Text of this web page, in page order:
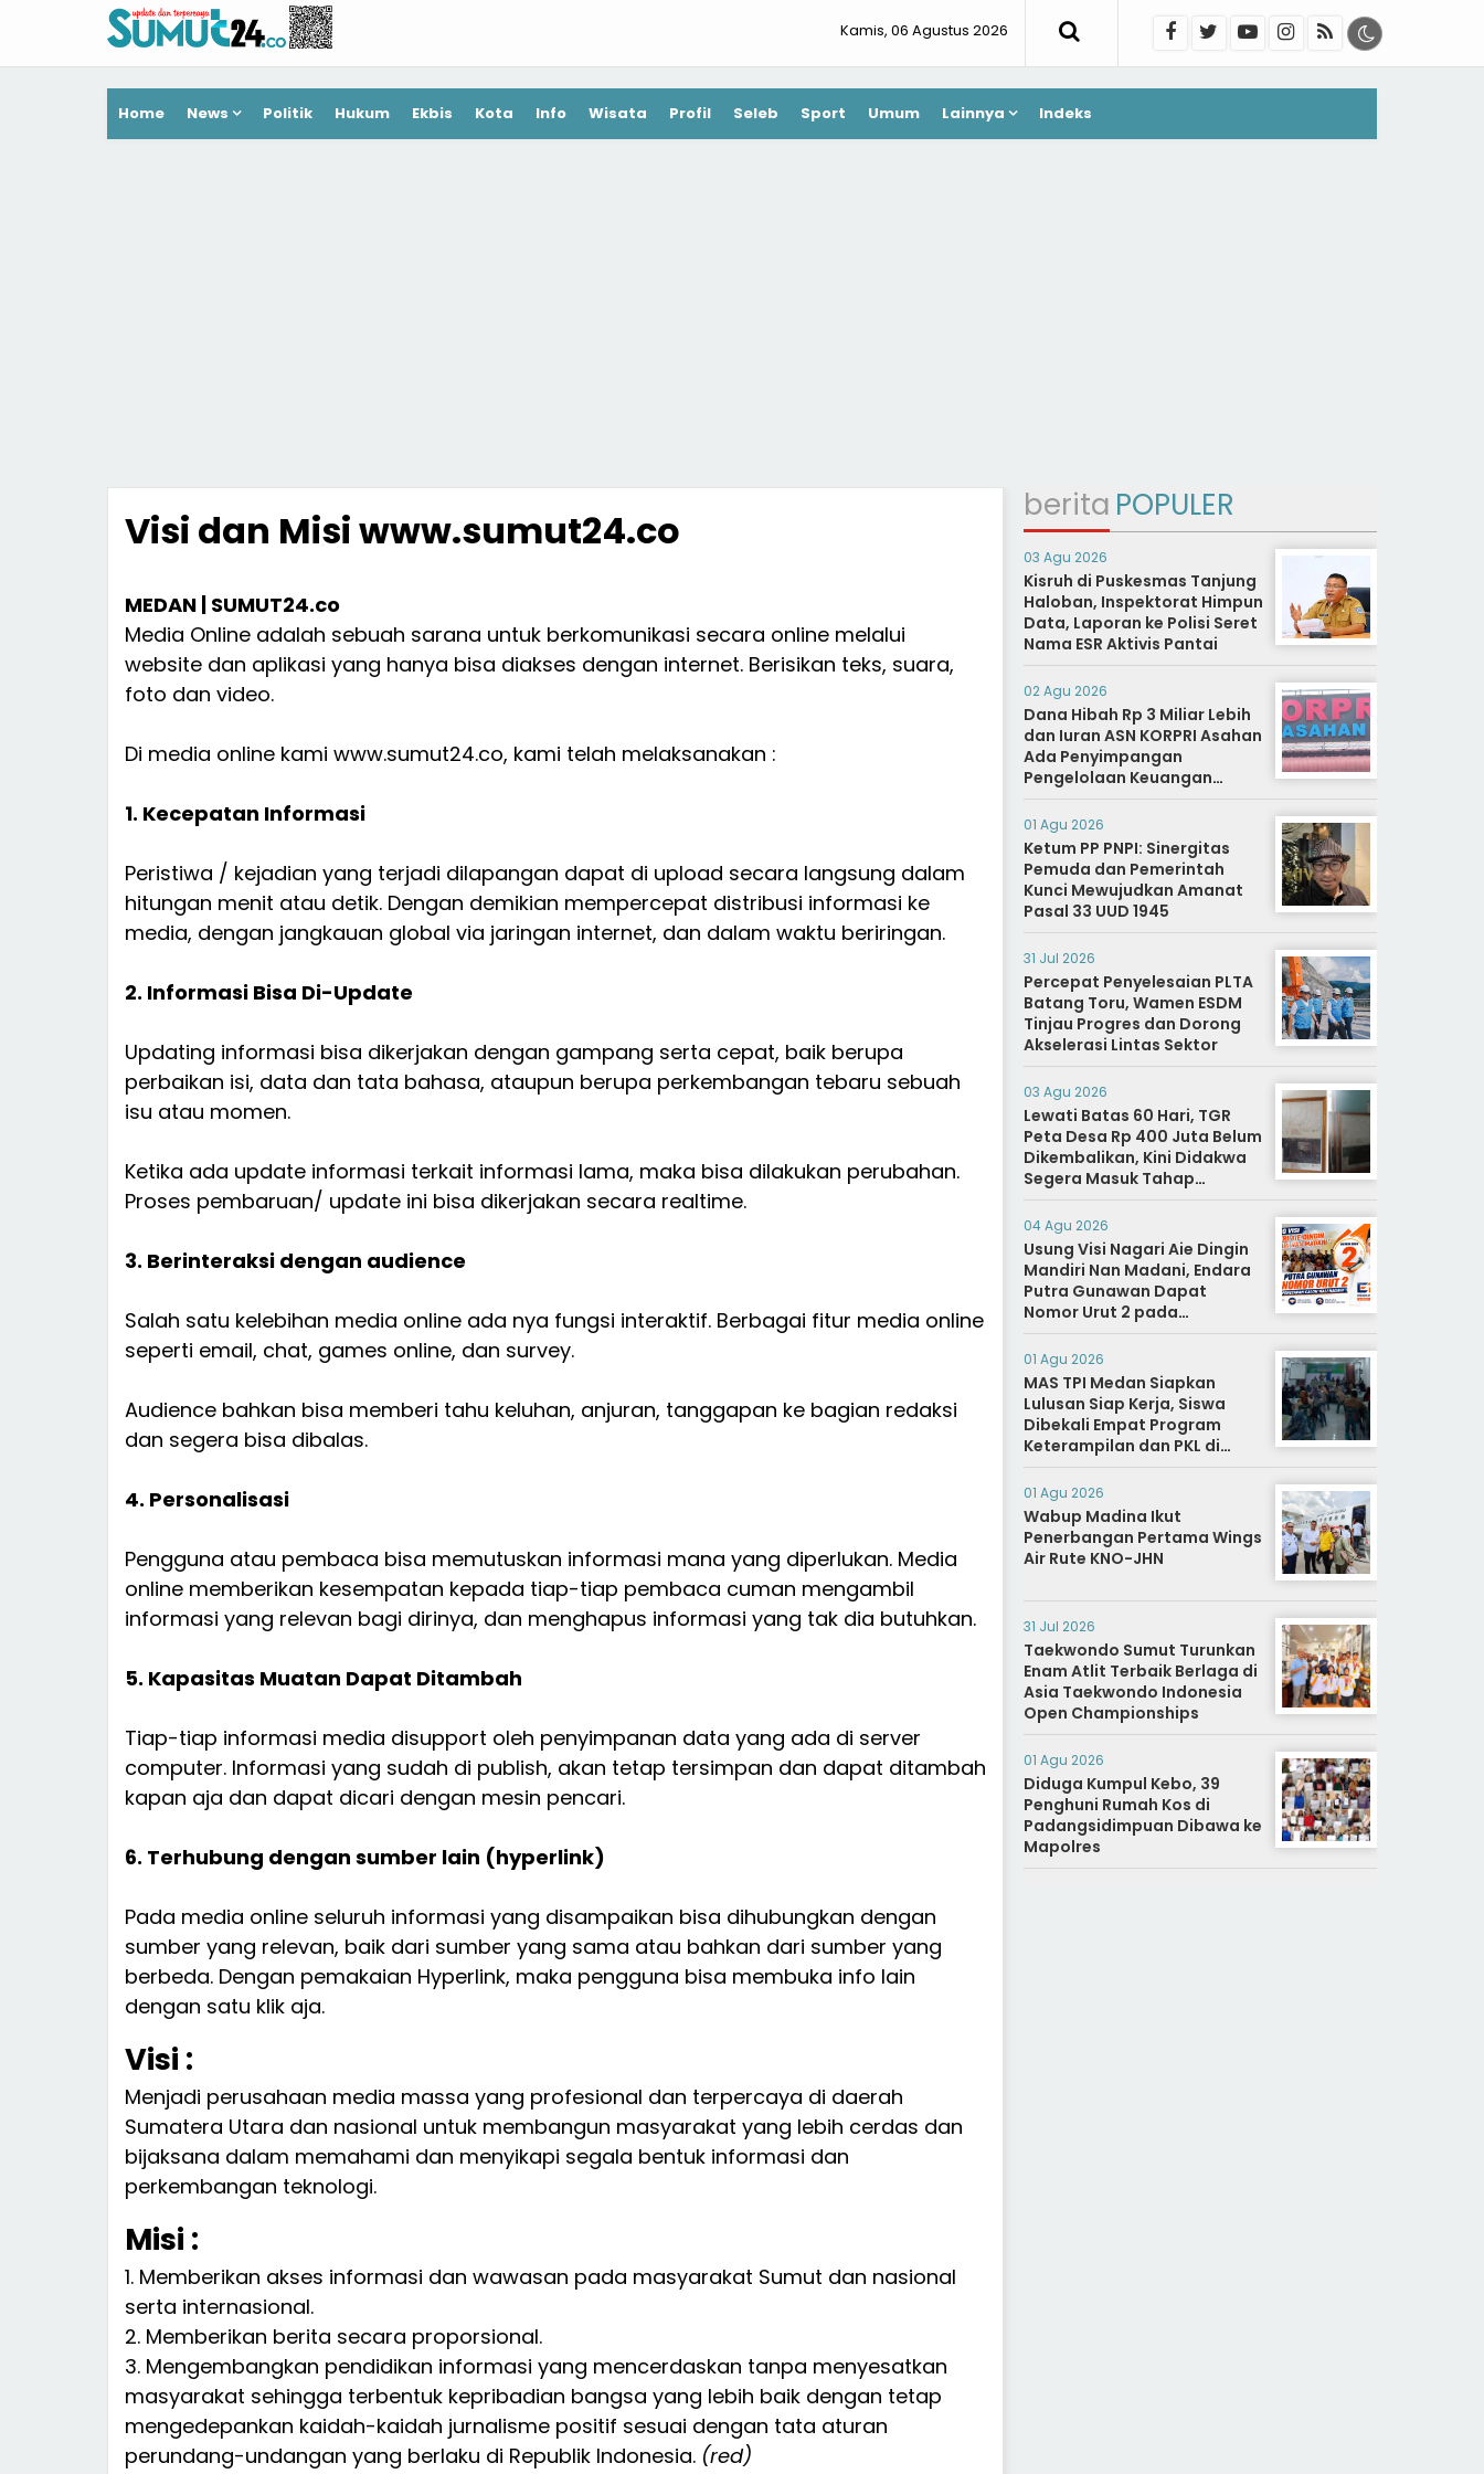
Kamis, 06 Agustus 2026
Home News Politik Hukum Ekbis Kota Info Wisata Profil Seleb Sport Umum Lainnya Indeks
Visi dan Misi www.sumut24.co
MEDAN | SUMUT24.co
Media Online adalah sebuah sarana untuk berkomunikasi secara online melalui
website dan aplikasi yang hanya bisa diakses dengan internet. Berisikan teks, suara,
foto dan video.
Di media online kami www.sumut24.co, kami telah melaksanakan :
1. Kecepatan Informasi
Peristiwa / kejadian yang terjadi dilapangan dapat di upload secara langsung dalam
hitungan menit atau detik. Dengan demikian mempercepat distribusi informasi ke
media, dengan jangkauan global via jaringan internet, dan dalam waktu beriringan.
2. Informasi Bisa Di-Update
Updating informasi bisa dikerjakan dengan gampang serta cepat, baik berupa
perbaikan isi, data dan tata bahasa, ataupun berupa perkembangan tebaru sebuah
isu atau momen.
Ketika ada update informasi terkait informasi lama, maka bisa dilakukan perubahan.
Proses pembaruan/ update ini bisa dikerjakan secara realtime.
3. Berinteraksi dengan audience
Salah satu kelebihan media online ada nya fungsi interaktif. Berbagai fitur media online
seperti email, chat, games online, dan survey.
Audience bahkan bisa memberi tahu keluhan, anjuran, tanggapan ke bagian redaksi
dan segera bisa dibalas.
4. Personalisasi
Pengguna atau pembaca bisa memutuskan informasi mana yang diperlukan. Media
online memberikan kesempatan kepada tiap-tiap pembaca cuman mengambil
informasi yang relevan bagi dirinya, dan menghapus informasi yang tak dia butuhkan.
5. Kapasitas Muatan Dapat Ditambah
Tiap-tiap informasi media disupport oleh penyimpanan data yang ada di server
computer. Informasi yang sudah di publish, akan tetap tersimpan dan dapat ditambah
kapan aja dan dapat dicari dengan mesin pencari.
6. Terhubung dengan sumber lain (hyperlink)
Pada media online seluruh informasi yang disampaikan bisa dihubungkan dengan
sumber yang relevan, baik dari sumber yang sama atau bahkan dari sumber yang
berbeda. Dengan pemakaian Hyperlink, maka pengguna bisa membuka info lain
dengan satu klik aja.
Visi :
Menjadi perusahaan media massa yang profesional dan terpercaya di daerah
Sumatera Utara dan nasional untuk membangun masyarakat yang lebih cerdas dan
bijaksana dalam memahami dan menyikapi segala bentuk informasi dan
perkembangan teknologi.
Misi :
1. Memberikan akses informasi dan wawasan pada masyarakat Sumut dan nasional
serta internasional.
2. Memberikan berita secara proporsional.
3. Mengembangkan pendidikan informasi yang mencerdaskan tanpa menyesatkan
masyarakat sehingga terbentuk kepribadian bangsa yang lebih baik dengan tetap
mengedepankan kaidah-kaidah jurnalisme positif sesuai dengan tata aturan
perundang-undangan yang berlaku di Republik Indonesia. (red)
berita POPULER
03 Agu 2026
Kisruh di Puskesmas Tanjung
Haloban, Inspektorat Himpun
Data, Laporan ke Polisi Seret
Nama ESR Aktivis Pantai
02 Agu 2026
Dana Hibah Rp 3 Miliar Lebih
dan Iuran ASN KORPRI Asahan
Ada Penyimpangan
Pengelolaan Keuangan
Dipertanyakan, Aparat
Diminta Segera Usut
01 Agu 2026
Ketum PP PNPI: Sinergitas
Pemuda dan Pemerintah
Kunci Mewujudkan Amanat
Pasal 33 UUD 1945
31 Jul 2026
Percepat Penyelesaian PLTA
Batang Toru, Wamen ESDM
Tinjau Progres dan Dorong
Akselerasi Lintas Sektor
03 Agu 2026
Lewati Batas 60 Hari, TGR
Peta Desa Rp 400 Juta Belum
Dikembalikan, Kini Didakwa
Segera Masuk Tahap
Penyidikan
04 Agu 2026
Usung Visi Nagari Aie Dingin
Mandiri Nan Madani, Endara
Putra Gunawan Dapat
Nomor Urut 2 pada
Penetapan Calon Wali
Nagari.
01 Agu 2026
MAS TPI Medan Siapkan
Lulusan Siap Kerja, Siswa
Dibekali Empat Program
Keterampilan dan PKL di
Dunia Industri
01 Agu 2026
Wabup Madina Ikut
Penerbangan Pertama Wings
Air Rute KNO-JHN
31 Jul 2026
Taekwondo Sumut Turunkan
Enam Atlit Terbaik Berlaga di
Asia Taekwondo Indonesia
Open Championships
01 Agu 2026
Diduga Kumpul Kebo, 39
Penghuni Rumah Kos di
Padangsidimpuan Dibawa ke
Mapolres